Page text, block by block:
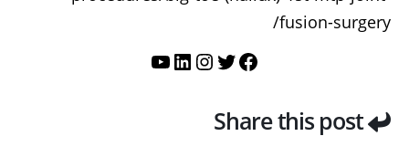
fusion-surgery/
فيسبوك
تويترإنستجرام
لينكد إنيوتيوب
Share this post